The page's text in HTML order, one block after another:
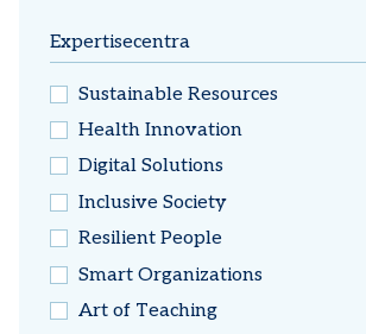
Expertisecentra
Sustainable Resources
Health Innovation
Digital Solutions
Inclusive Society
Resilient People
Smart Organizations
Art of Teaching